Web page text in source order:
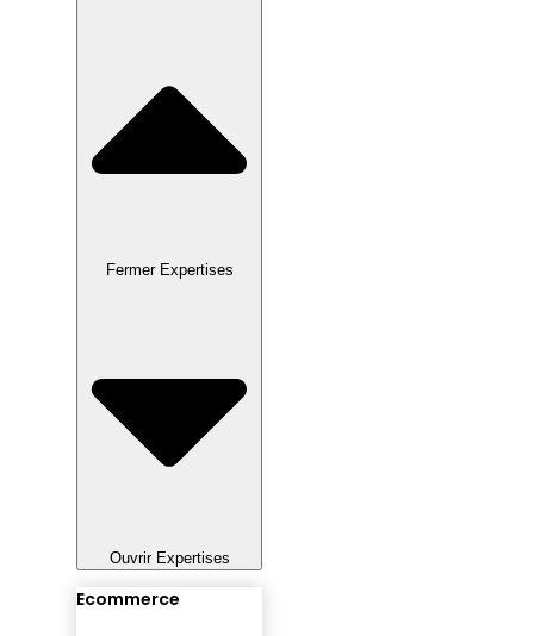
Fermer Expertises
Ouvrir Expertises
Ecommerce